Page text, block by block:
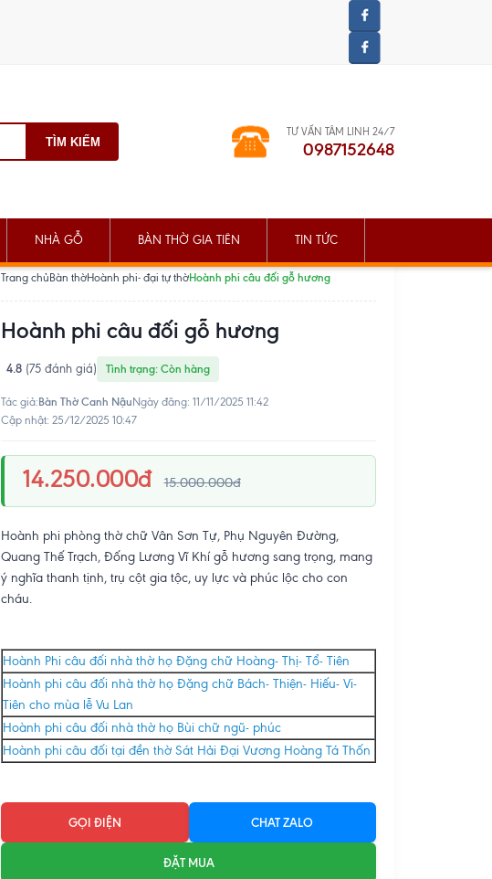
TÌM KIẾM
TƯ VẤN TÂM LINH 24/7
0987152648
NHÀ GỖ BÀN THỜ GIA TIÊN TIN TỨC
Trang chủ Bàn thờHoành phi- đại tự thờHoành phi câu đối gỗ hương
Hoành phi câu đối gỗ hương
4.8 (75 đánh giá) Tình trạng: Còn hàng
Tác giả:Bàn Thờ Canh Nậu Ngày đăng: 11/11/2025 11:42
Cập nhật: 25/12/2025 10:47
14.250.000đ 15.000.000đ
Hoành phi phòng thờ chữ Vân Sơn Tự, Phụ Nguyên Đường,
Quang Thế Trạch, Đống Lương Vĩ Khí gỗ hương sang trọng, mang
ý nghĩa thanh tịnh, trụ cột gia tộc, uy lực và phúc lộc cho con
cháu.
Hoành Phi câu đối nhà thờ họ Đặng chữ Hoàng- Thị- Tổ- Tiên
Hoành phi câu đối nhà thờ họ Đặng chữ Bách- Thiện- Hiếu- Vi-
Tiên cho mùa lễ Vu Lan
Hoành phi câu đối nhà thờ họ Bùi chữ ngũ- phúc
Hoành phi câu đối tại đền thờ Sát Hải Đại Vương Hoàng Tá Thốn
GỌI ĐIỆN CHAT ZALO
ĐẶT MUA